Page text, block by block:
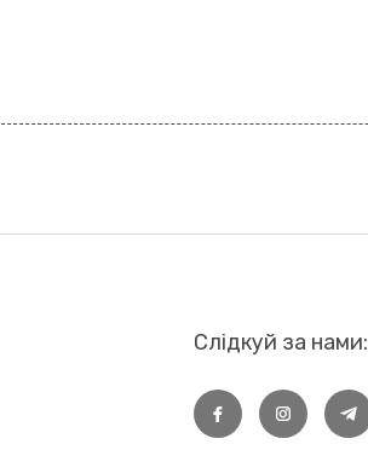
Слідкуй за нами: